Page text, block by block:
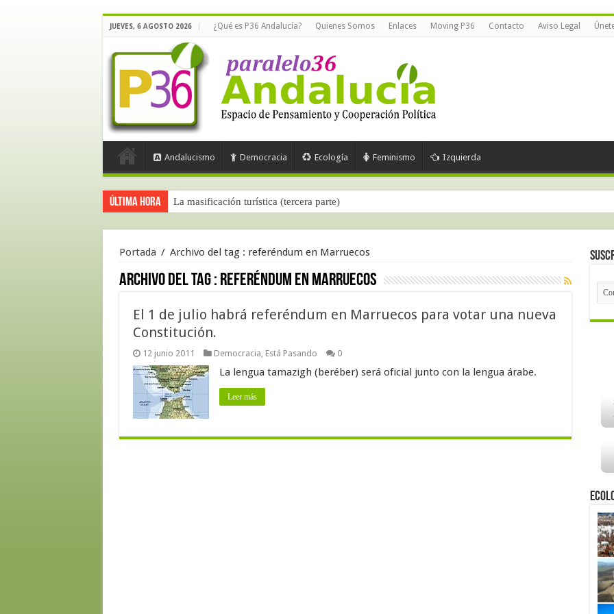
JUEVES, 6 AGOSTO 2026 ¿Qué es P36 Andalucía? Quienes Somos Enlaces Moving P36 Contacto Aviso Legal
Andalucismo Democracia Ecología Feminismo Izquierda
Última hora La masificación turística (tercera parte)
Portada / Archivo del tag : referéndum en Marruecos
Archivo del tag : referéndum en Marruecos
El 1 de julio habrá referéndum en Marruecos para votar una nueva
Constitución.
12 junio 2011 Democracia, Está Pasando 0
La lengua tamazigh (beréber) será oficial junto con la lengua árabe.
Leer más